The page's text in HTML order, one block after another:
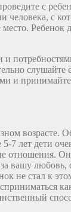
с
с
слушайте
и
возрасте.
7 лет дети
вашу
не стал к